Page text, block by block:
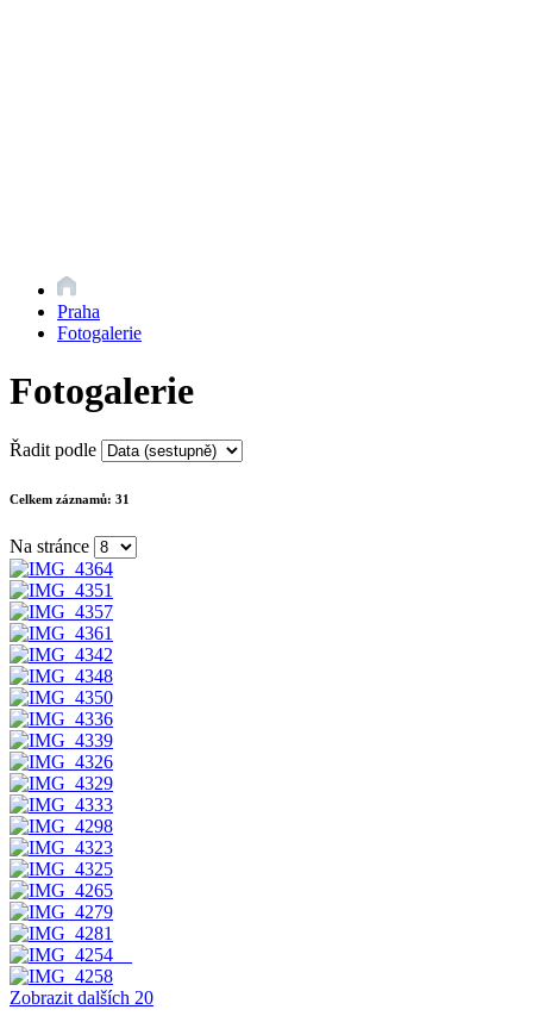
Praha
Fotogalerie
Fotogalerie
Řadit podle
Celkem záznamů: 31
Na stránce
Zobrazit dalších 20